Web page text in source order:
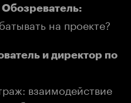
Обозреватель:
на проекте?
и директор по
взаимодействие